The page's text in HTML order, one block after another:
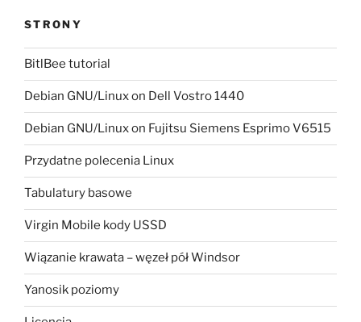
STRONY
BitlBee tutorial
Debian GNU/Linux on Dell Vostro 1440
Debian GNU/Linux on Fujitsu Siemens Esprimo V6515
Przydatne polecenia Linux
Tabulatury basowe
Virgin Mobile kody USSD
Wiązanie krawata – węzeł pół Windsor
Yanosik poziomy